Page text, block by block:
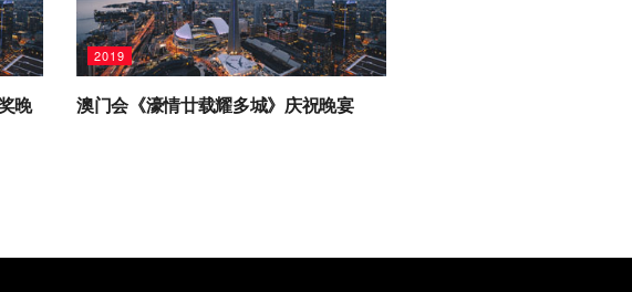
晚
2019
澳门会《濠情廿载耀多城》庆祝晚宴